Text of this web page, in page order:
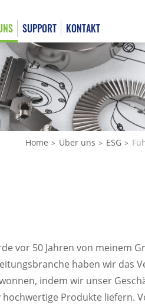
SUPPORT KONTAKT
Home Über uns ESG
vor 50 Jahren von meinem
haben wir das
indem wir unser
Produkte liefern.
Deutsch